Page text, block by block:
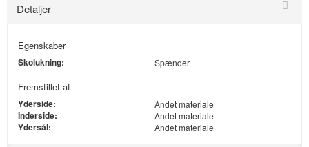
Detaljer
Egenskaber
Skolukning: Spænder
Fremstillet af
Yderside: Andet materiale
Inderside: Andet materiale
Ydersål: Andet materiale